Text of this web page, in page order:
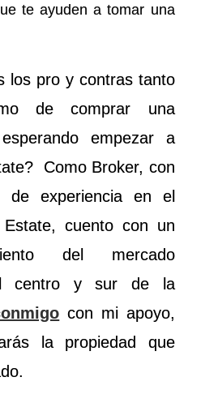
te ayuden a tomar una
los pro y contras tanto
de comprar una
empezar a
Como Broker, con
experiencia en el
cuento con un
del mercado
centro y sur de la
con mi apoyo,
la propiedad que